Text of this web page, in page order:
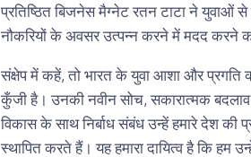
प्रतिष्ठित बिजनेस मैग्नेट रतन टाटा ने युवाओं
नौकरियों के अवसर उत्पन्न करने में मदद करने
संक्षेप में कहें, तो भारत के युवा आशा और प्रगति
कुँजी है। उनकी नवीन सोच, सकारात्मक
विकास के साथ निर्बाध संबंध उन्हें हमारे देश की
स्थापित करते हैं। यह हमारा दायित्व है कि